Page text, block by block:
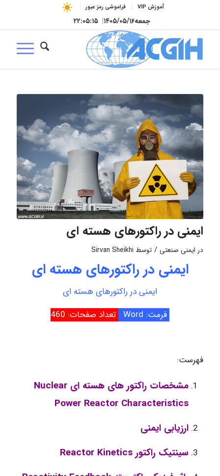
آموزش VIP فراموشی رمز عبور
جمعه۱۴۰۵/۰۵/۱۶| ۲۲:۰۵:۱۶
ایمنی در راکتورهای هسته ای
در ایمنی صنعتی / توسط Sirvan Sheikhi
ایمنی در راکتورهای هسته ای
ایمنی در راکتورهای هسته ای
فرمت: Word
تعداد صفحات: 460
فهرست:
مشخصات راکتور های هسته ای Nuclear
Power Reactor Characteristics
ارزیابی ایمنی
سینتیک راکتور Reactor Kinetics